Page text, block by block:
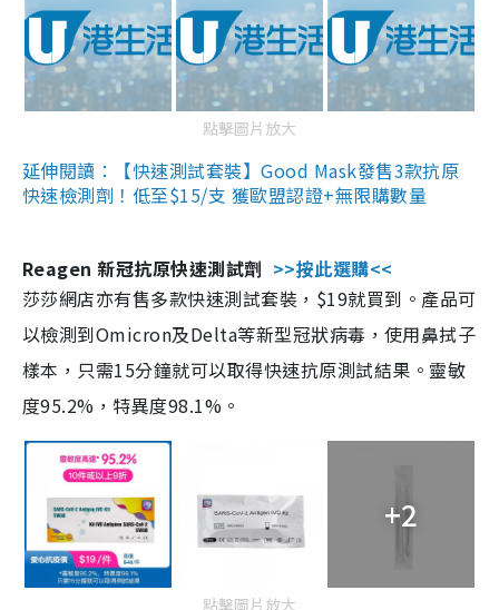
點擊圖片放大
延伸閱讀：【快速測試套裝】Good Mask發售3款抗原
快速檢測劑！低至$15/支 獲歐盟認證+無限購數量
Reagen 新冠抗原快速測試劑 >>按此選購<<
莎莎網店亦有售多款快速測試套裝，$19就買到。產品可
以檢測到Omicron及Delta等新型冠狀病毒，使用鼻拭子
樣本，只需15分鐘就可以取得快速抗原測試結果。靈敏
度95.2%，特異度98.1%。
+2
點擊圖片放大